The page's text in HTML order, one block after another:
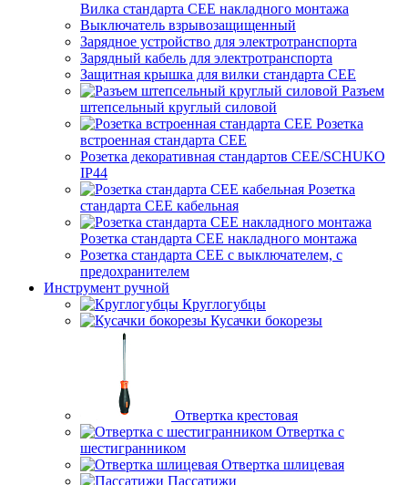
Вилка стандарта CEE накладного монтажа
Выключатель взрывозащищенный
Зарядное устройство для электротранспорта
Зарядный кабель для электротранспорта
Защитная крышка для вилки стандарта CEE
Разъем
штепсельный круглый силовой
Розетка
встроенная стандарта CEE
Розетка декоративная стандартов CEE/SCHUKO
IP44
Розетка
стандарта СЕЕ кабельная
Розетка стандарта СЕЕ накладного монтажа
Розетка стандарта СЕЕ с выключателем, с
предохранителем
Инструмент ручной
Круглогубцы
Кусачки бокорезы
Отвертка крестовая
Отвертка с
шестигранником
Отвертка шлицевая
Пассатижи